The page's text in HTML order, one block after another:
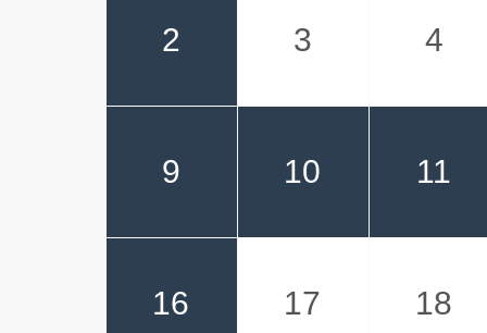
2 3 4
9 10 11
16 17 18